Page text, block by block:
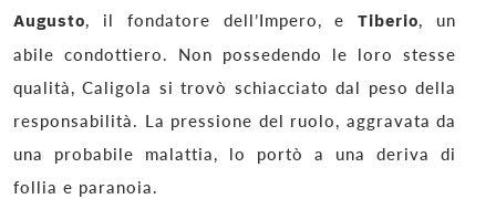
Augusto, il fondatore dell’Impero, eTiberio, un
abile condottiero. Non possedendo le loro stesse
qualità, Caligola si trovò schiacciato dal peso della
responsabilità. La pressione del ruolo, aggravata da
una probabile malattia, lo portò a una deriva di
follia e paranoia.